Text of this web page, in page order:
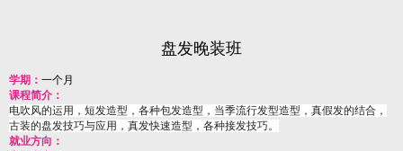
盘发晚装班
学期： 一个月
课程简介：
电吹风的运用，短发造型，各种包发造型，当季流行发型造型，真假发的结合，
古装的盘发技巧与应用，真发快速造型，各种接发技巧。
就业方向：